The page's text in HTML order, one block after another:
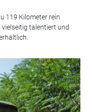
119 Kilometer rein
vielseitig talentiert und